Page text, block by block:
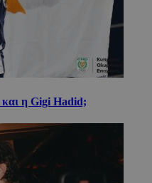
η Gigi Hadid;